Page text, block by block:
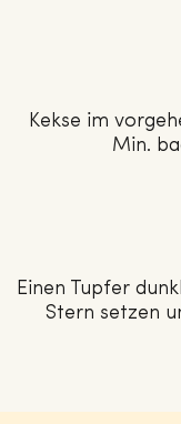
Kekse im
Min.
Einen Tupfer
Stern setzen